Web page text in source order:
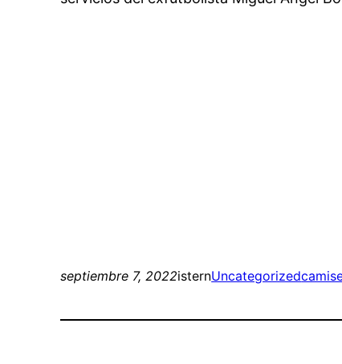
septiembre 7, 2022isternUncategorized